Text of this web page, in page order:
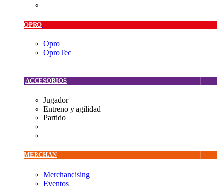
OPRO
Opro
OproTec
ACCESORIOS
Jugador
Entreno y agilidad
Partido
MERCHAN
Merchandising
Eventos